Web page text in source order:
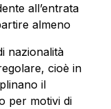
all’entrata
almeno
nazionalità
cioè in
il
per motivi di